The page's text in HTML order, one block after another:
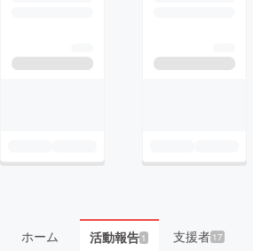
ホーム 活動報告1 支援者 17